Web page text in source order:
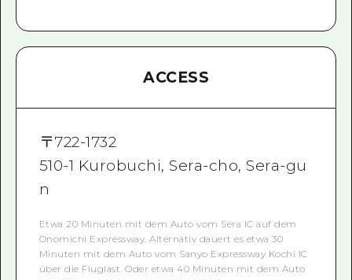
ACCESS
〒722-1732
510-1 Kurobuchi, Sera-cho, Sera-gu
n
Etwa 20 Minuten mit dem Auto vom Sera IC auf dem
Onomichi Expressway. Alternativ dauert es etwa 30
Minuten mit dem Auto vom Sanyo Expressway Kochi IC
über die Fluglast. Oder etwa 40 Minuten mit dem Auto